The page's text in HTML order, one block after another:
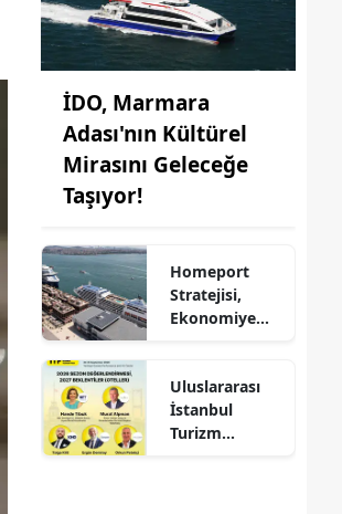
İDO, Marmara
Adası'nın Kültürel
Mirasını Geleceğe
Taşıyor!
Homeport
Stratejisi,
Ekonomiye
Sağlıyor!
Uluslararası
İstanbul
Turizm